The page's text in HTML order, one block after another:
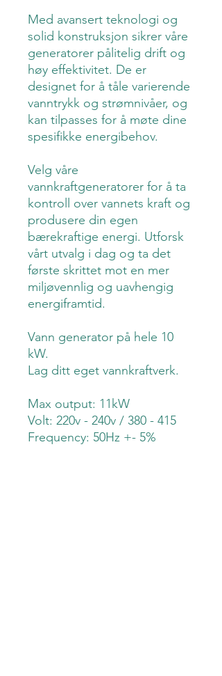
Med avansert teknologi og
solid konstruksjon sikrer våre
generatorer pålitelig drift og
høy effektivitet. De er
designet for å tåle varierende
vanntrykk og strømnivåer, og
kan tilpasses for å møte dine
spesifikke energibehov.
Velg våre
vannkraftgeneratorer for å ta
kontroll over vannets kraft og
produsere din egen
bærekraftige energi. Utforsk
vårt utvalg i dag og ta det
første skrittet mot en mer
miljøvennlig og uavhengig
energiframtid.
Vann generator på hele 10
kW.
Lag ditt eget vannkraftverk.
Max output: 11kW
Volt: 220v - 240v / 380 - 415
Frequency: 50Hz +- 5%